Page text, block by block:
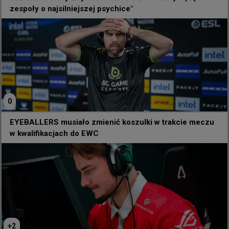
za mało spokoju"
bnoxcs
1:2 vs JieJieHao i odpadamy z Paryża dużo błędów,  za
mało spokoju ale z każdym lanem nabierzemy
doświadczenia 🙏
zespoły o najsilniejszej psychice"
0
EYEBALLERS musiało zmienić koszulki w trakcie meczu
w kwalifikacjach do EWC
+2